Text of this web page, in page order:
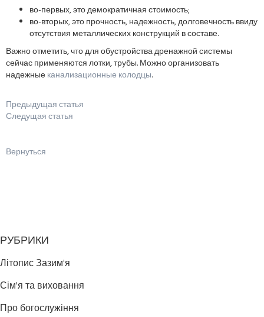
во-первых, это демократичная стоимость;
во-вторых, это прочность, надежность, долговечность ввиду
отсутствия металлических конструкций в составе.
Важно отметить, что для обустройства дренажной системы
сейчас применяются лотки, трубы. Можно организовать
надежныеканализационные колодцы.
Предыдущая статья
Следущая статья
Вернуться
РУБРИКИ
Літопис Зазим'я
Сім'я та виховання
Про богослужіння